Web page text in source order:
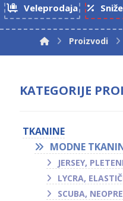
Veleprodaja
Proizvodi
KATEGORIJE
TKANINE
MODNE
JERSEY,
LYCRA,
SCUBA,